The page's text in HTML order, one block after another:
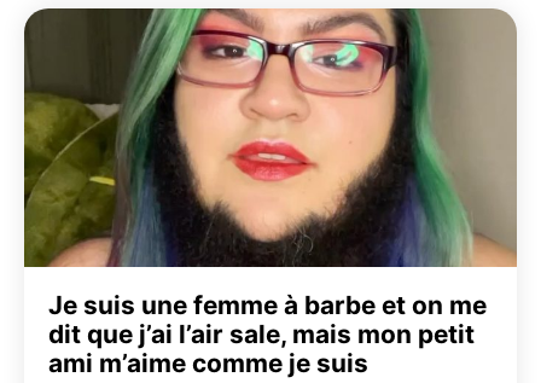
Je suis une femme à barbe et on me
dit que j’ai l’air sale, mais mon petit
ami m’aime comme je suis